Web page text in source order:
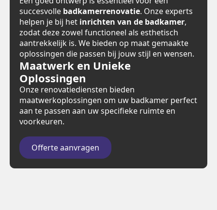
succesvolle badkamerrenovatie. Onze experts
helpen je bij het inrichten van de badkamer,
zodat deze zowel functioneel als esthetisch
aantrekkelijk is. We bieden op maat gemaakte
oplossingen die passen bij jouw stijl en wensen.
Maatwerk en Unieke
Oplossingen
Onze renovatiediensten bieden
maatwerkoplossingen om uw badkamer perfect
aan te passen aan uw specifieke ruimte en
voorkeuren.
Offerte aanvragen